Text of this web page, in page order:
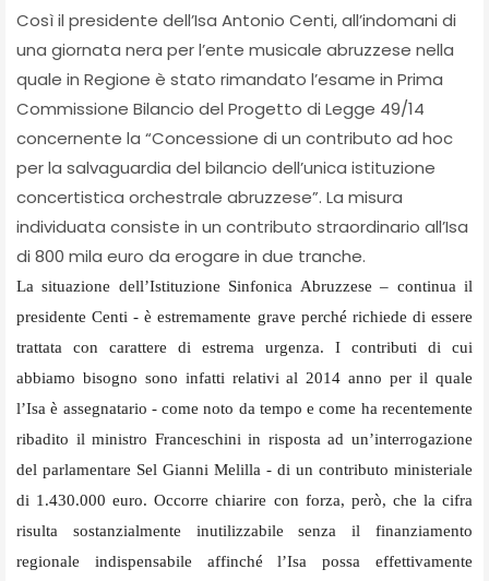
Così il presidente dell’Isa Antonio Centi, all’indomani di
una giornata nera per l’ente musicale abruzzese nella
quale in Regione è stato rimandato l’esame in Prima
Commissione Bilancio del Progetto di Legge 49/14
concernente la “Concessione di un contributo ad hoc
per la salvaguardia del bilancio dell’unica istituzione
concertistica orchestrale abruzzese”. La misura
individuata consiste in un contributo straordinario all’Isa
di 800 mila euro da erogare in due tranche.
La situazione dell’Istituzione Sinfonica Abruzzese – continua il
presidente Centi - è estremamente grave perché richiede di essere
trattata con carattere di estrema urgenza. I contributi di cui
abbiamo bisogno sono infatti relativi al 2014 anno per il quale
l’Isa è assegnatario - come noto da tempo e come ha recentemente
ribadito il ministro Franceschini in risposta ad un’interrogazione
del parlamentare Sel Gianni Melilla - di un contributo ministeriale
di 1.430.000 euro. Occorre chiarire con forza, però, che la cifra
risulta sostanzialmente inutilizzabile senza il finanziamento
regionale indispensabile affinché l’Isa possa effettivamente